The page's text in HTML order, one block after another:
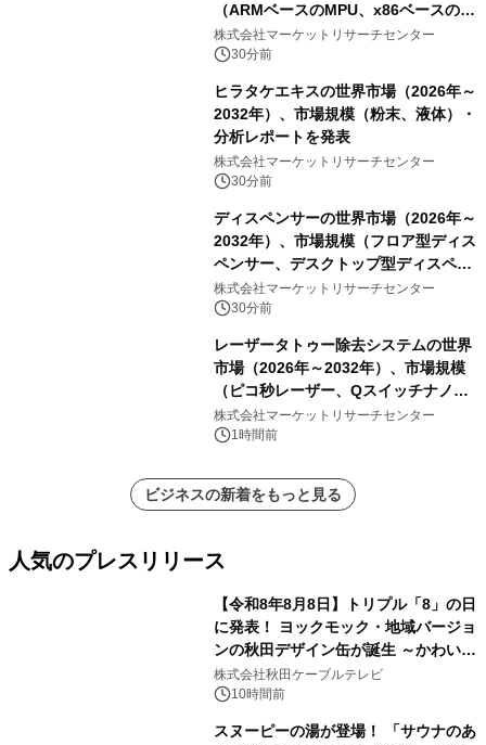
（ARMベースのMPU、x86ベースの
MPU）・分析レポートを発表
株式会社マーケットリサーチセンター
30分前
ヒラタケエキスの世界市場（2026年～
2032年）、市場規模（粉末、液体）・
分析レポートを発表
株式会社マーケットリサーチセンター
30分前
ディスペンサーの世界市場（2026年～
2032年）、市場規模（フロア型ディス
ペンサー、デスクトップ型ディスペン
サー）・分析レポートを発表
株式会社マーケットリサーチセンター
30分前
レーザータトゥー除去システムの世界
市場（2026年～2032年）、市場規模
（ピコ秒レーザー、Qスイッチナノ秒
レーザー）・分析レポートを発表
株式会社マーケットリサーチセンター
1時間前
ビジネスの新着をもっと見る
人気のプレスリリース
【令和8年8月8日】トリプル「8」の日
に発表！ ヨックモック・地域バージョ
ンの秋田デザイン缶が誕生 ～かわいい
秋田犬の子犬と秋田の四季と名所を巡
るパッケージ～ 9月1日(火)秋田県内で
株式会社秋田ケーブルテレビ
10時間前
スヌーピーの湯が登場！ 「サウナのあ